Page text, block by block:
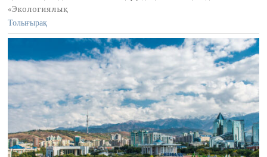
2
«Экологиялық
Толығырақ